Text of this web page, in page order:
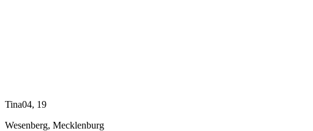
Tina04, 19
Wesenberg, Mecklenburg